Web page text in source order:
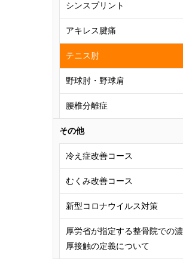
シンスプリント
アキレス腱痛
テニス肘
野球肘・野球肩
腰椎分離症
その他
冷え症改善コース
むくみ改善コース
新型コロナウイルス対策
厚労省が指定する整骨院での濃
厚接触の定義について